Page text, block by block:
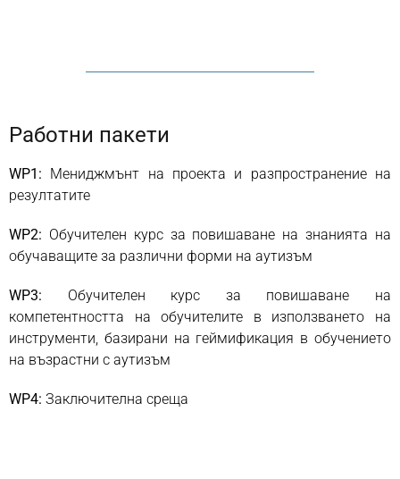
Работни пакети
WP1: Мениджмънт на проекта и разпространение на
резултатите
WP2: Обучителен курс за повишаване на знанията на
обучаващите за различни форми на аутизъм
WP3: Обучителен курс за повишаване на
компетентността на обучителите в използването на
инструменти, базирани на геймификация в обучението
на възрастни с аутизъм
WP4: Заключителна среща